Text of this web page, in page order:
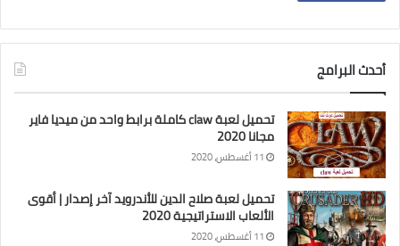
أحدث البرامج
تحميل لعبة claw كاملة برابط واحد من ميديا فاير
مجانا 2020
11 أغسطس، 2020
تحميل لعبة صلاح الدين للأندرويد آخر إصدار | أقوى
الألعاب الاستراتيجية 2020
11 أغسطس، 2020